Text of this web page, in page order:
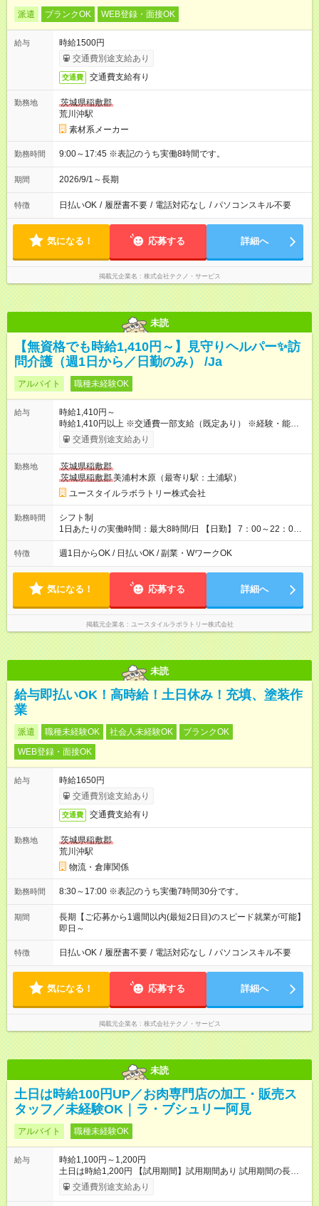
派遣 ブランクOK WEB登録・面接OK
給与
時給1500円
交通費別途支給あり
交通費 交通費支給有り
勤務地
茨城県稲敷郡
荒川沖駅
素材系メーカー
勤務時間 9:00～17:45 ※表記のうち実働8時間です。
期間 2026/9/1～長期
特徴 日払いOK / 履歴書不要 / 電話対応なし / パソコンスキル不要
気になる！ 応募する 詳細へ
掲載元企業名 株式会社テクノ・サービス
未読
【無資格でも時給1,410円～】見守りヘルパー✨訪
問介護（週1日から／日勤のみ） /Ja
アルバイト 職種未経験OK
給与
時給1,410円～
時給1,410円以上 ※交通費一部支給（既定あり） ※経験・能力を
考慮して決定します 【収入例】 週1回勤務の場合：1,410円×8時
間×4回=4万5,120円 週3回勤務の場合：1,410円×8時間×12回
5,600円 【試用期間】試用期間あり 試用期間の長さ：2ヶ月
※ 雇用形態と給与に、本採用時と異なる部分があります。 雇用
形態：本採用時と同じです。 給与：時給 1,080円以上
交通費別途支給あり
勤務地
茨城県稲敷郡
茨城県稲敷郡美浦村木原（最寄り駅：土浦駅）
ユースタイルラボラトリー株式会社
勤務時間
シフト制
1日あたりの実働時間：最大8時間/日 【日勤】 7：00～22：00
の間で8時間勤務（休憩時間は法定通り） ※週1日～OK ／ 夜勤
なし ＊＊ 勤務時間例 ＊＊ ■8時から17時 ■9時から18時 ■10
定（毎週同じ曜日勤務）
特徴 週1日からOK / 日払いOK / 副業・WワークOK
気になる！ 応募する 詳細へ
掲載元企業名 ユースタイルラボラトリー株式会社
未読
給与即払いOK！高時給！土日休み！充填、塗装作
業
派遣 職種未経験OK 社会人未経験OK
ブランクOK
WEB登録・面接OK
給与
時給1650円
交通費別途支給あり
交通費 交通費支給有り
勤務地
茨城県稲敷郡
荒川沖駅
物流・倉庫関係
勤務時間 8:30～17:00 ※表記のうち実働7時間30分です。
期間
長期【ご応募から1週間以内(最短2日目)のスピード就業が可能】
即日～
特徴 日払いOK / 履歴書不要 / 電話対応なし / パソコンスキル不要
気になる！ 応募する 詳細へ
掲載元企業名 株式会社テクノ・サービス
未読
土日は時給100円UP／お肉専門店の加工・販売ス
タッフ／未経験OK｜ラ・ブシュリー阿見
アルバイト 職種未経験OK
給与
時給1,100円～1,200円
土日は時給1,200円 【試用期間】試用期間あり 試用期間の長
さ：1ヶ月 雇用形態、給与は本採用時と同じです。
交通費別途支給あり